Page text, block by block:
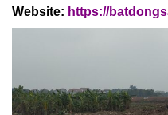
Website: https://